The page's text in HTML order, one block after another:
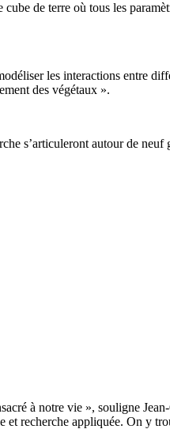
de terre où tous les
les interactions entre
des végétaux ».
s’articuleront autour de neuf
à notre vie », souligne
recherche appliquée. On y